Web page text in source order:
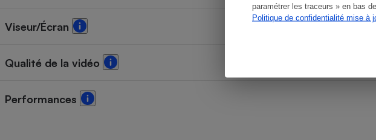
paramétrer les traceurs » en bas
Politique de confidentialité mise à
Viseur/Écran
Qualité de la vidéo
Performances